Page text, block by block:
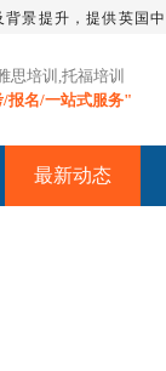
景提升，提供英国
思培训,托福培训
报名/一站式服务"
最新动态